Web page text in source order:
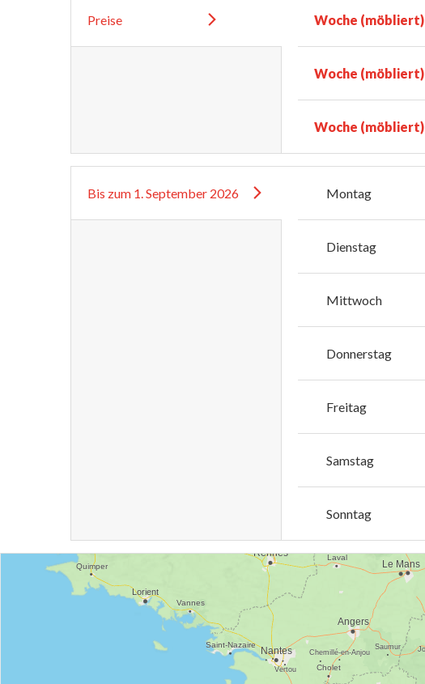
Preise Woche (möbliert)
Woche (möbliert)
Woche (möbliert)
Bis zum 1. September 2026 Montag
Dienstag
Mittwoch
Donnerstag
Freitag
Samstag
Sonntag